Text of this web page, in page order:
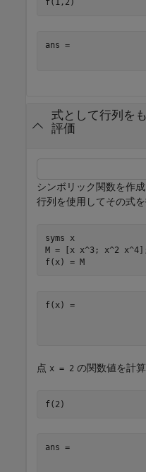
ans =
式として行列を
評価
シンボリック関数を作
行列を使用してその式を
syms
x
M = [x x^3; x^2
f(x) = M
点 x = 2 の関数値を計算
f(2)